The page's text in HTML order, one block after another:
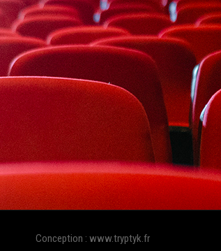
Conception : www.tryptyk.fr